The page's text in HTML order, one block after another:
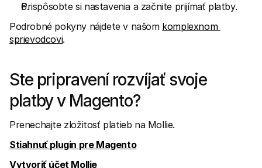
Prispôsobte si nastavenia a začnite prijímať platby.
Podrobné pokyny nájdete v našom komplexnom
sprievodcovi.
Ste pripravení rozvíjať svoje
platby v Magento?
Prenechajte zložitosť platieb na Mollie.
Stiahnuť plugin pre Magento
Vytvoriť účet Mollie